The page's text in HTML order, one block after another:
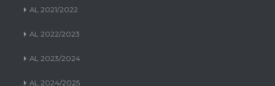
AL 2022/2023
AL 2023/2024
AL 2024/2025
Invocações a Deus